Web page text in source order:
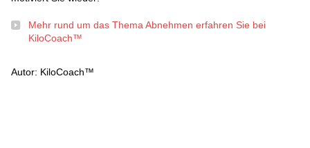
Mehr rund um das Thema Abnehmen erfahren Sie bei
KiloCoach™
Autor: KiloCoach™